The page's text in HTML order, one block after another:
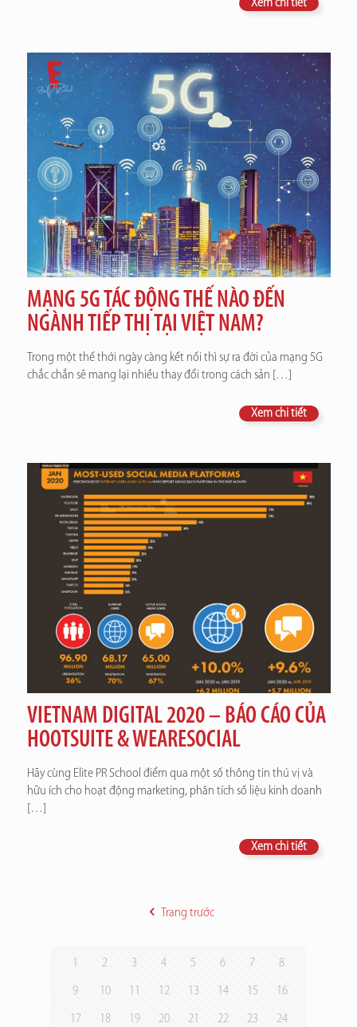
Xem chi tiết
MẠNG 5G TÁC ĐỘNG THẾ NÀO ĐẾN
NGÀNH TIẾP THỊ TẠI VIỆT NAM?
Trong một thế thới ngày càng kết nối thì sự ra đời của mạng 5G
chắc chắn sẽ mang lại nhiều thay đổi trong cách sản […]
Xem chi tiết
VIETNAM DIGITAL 2020 – BÁO CÁO CỦA
HOOTSUITE & WEARESOCIAL
Hãy cùng Elite PR School điểm qua một số thông tin thú vị và
hữu ích cho hoạt động marketing, phân tích số liệu kinh doanh
[…]
Xem chi tiết
Trang trước
1 2 3 4 5 6 7 8
9 10 11 12 13 14 15 16
17 18 19 20 21 22 23 24